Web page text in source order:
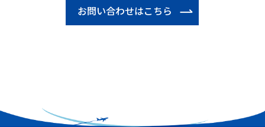
お問い合わせはこちら